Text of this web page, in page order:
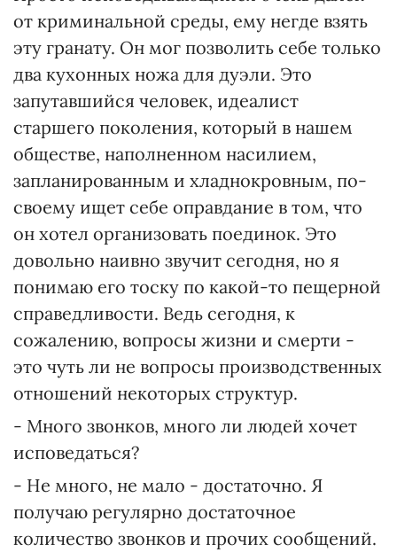
от криминальной среды, ему негде взять
эту гранату. Он мог позволить себе только
два кухонных ножа для дуэли. Это
запутавшийся человек, идеалист
старшего поколения, который в нашем
обществе, наполненном насилием,
запланированным и хладнокровным, по-
своему ищет себе оправдание в том, что
он хотел организовать поединок. Это
довольно наивно звучит сегодня, но я
понимаю его тоску по какой-то пещерной
справедливости. Ведь сегодня, к
сожалению, вопросы жизни и смерти -
это чуть ли не вопросы производственных
отношений некоторых структур.
- Много звонков, много ли людей хочет
исповедаться?
- Не много, не мало - достаточно. Я
получаю регулярно достаточное
количество звонков и прочих сообщений.